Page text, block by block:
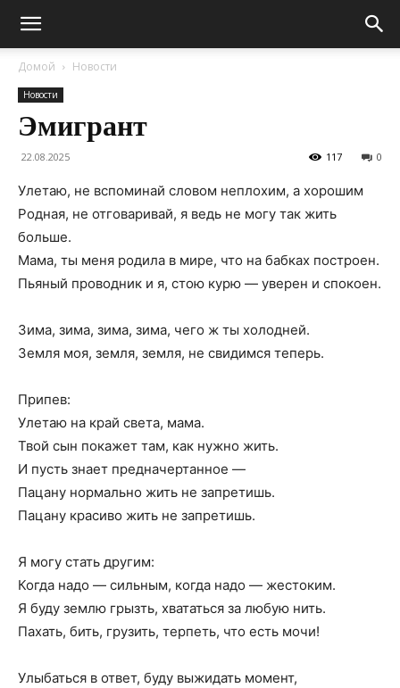
Домой Новости
Новости
Эмигрант
22.08.2025 0
117
Улетаю, не вспоминай cловом неплохим, а хорошим
Родная, не отговаривай, я ведь не могу так жить
больше.
Мама, ты меня родила в мире, что на бабках построен.
Пьяный проводник и я, стою курю — уверен и спокоен.
Зима, зима, зима, зима, чего ж ты холодней.
Земля моя, земля, земля, не свидимся теперь.
Припев:
Улетаю на край света, мама.
Твой сын покажет там, как нужно жить.
И пусть знает предначертанное —
Пацану нормально жить не запретишь.
Пацану красиво жить не запретишь.
Я могу стать другим:
Когда надо — сильным, когда надо — жестоким.
Я буду землю грызть, хвататься за любую нить.
Пахать, бить, грузить, терпеть, что есть мочи!
Улыбаться в ответ, буду выжидать момент,